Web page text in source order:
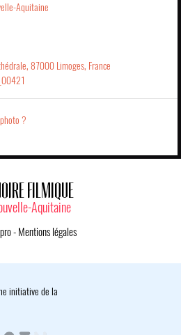
Aquitaine
87000 Limoges, France
?
FILMIQUE
Aquitaine
- Mentions légales
initiative de la